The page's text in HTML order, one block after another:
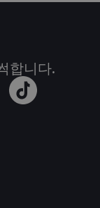
합니다.